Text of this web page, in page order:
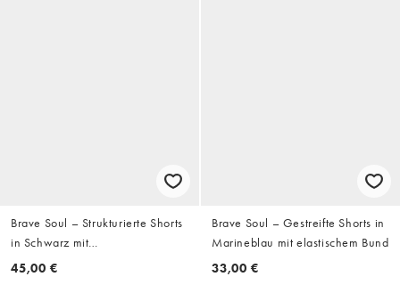
Brave Soul – Strukturierte Shorts
in Schwarz mit
Reißverschlusstasche und
45,00 €
Brave Soul – Gestreifte Shorts in
Marineblau mit elastischem Bund
33,00 €